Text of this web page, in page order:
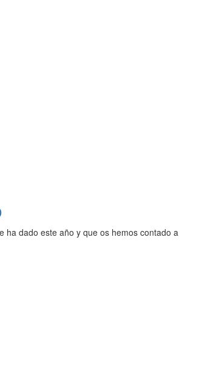
ha dado este año y que os hemos contado a